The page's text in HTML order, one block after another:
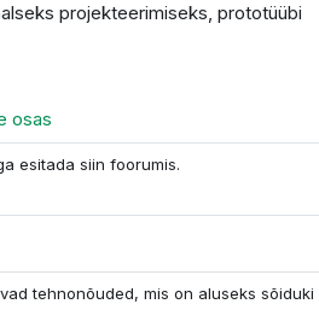
projekteerimiseks, prototüübi
osas
esitada siin foorumis.
tehnonõuded, mis on aluseks sõiduki